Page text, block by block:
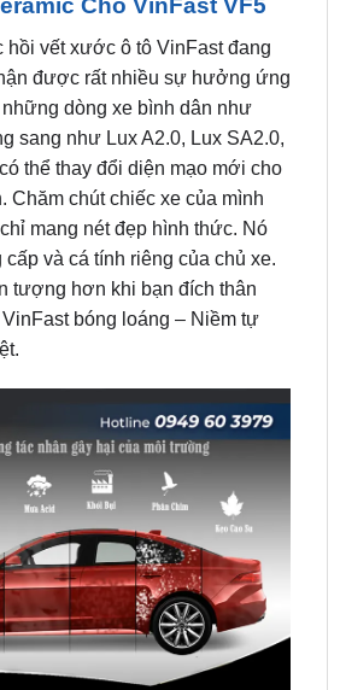
được rất nhiều sự hưởng ứng
dòng xe bình dân như
sang như Lux A2.0, Lux SA2.0,
thể thay đổi diện mạo mới cho
Chăm chút chiếc xe của mình
mang nét đẹp hình thức. Nó
và cá tính riêng của chủ xe.
tượng hơn khi bạn đích thân
bóng loáng – Niềm tự